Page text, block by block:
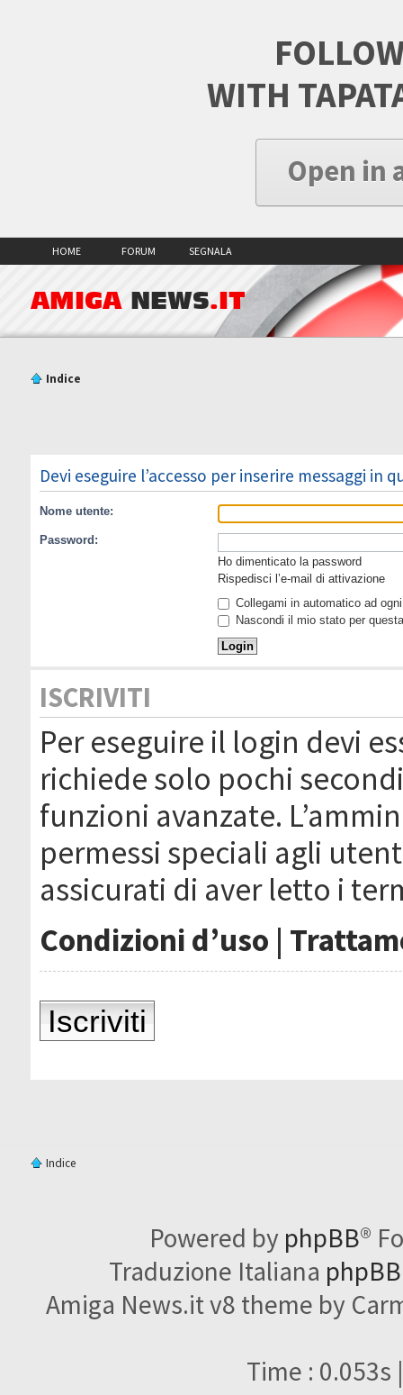
WITH
Open in
HOME FORUM SEGNALA
AMIGA NEWS.IT
Indice
Devi eseguire l’accesso per inserire messaggi in
Nome utente:
Password:
Ho dimenticato la password
Rispedisci l’e-mail di attivazione
Collegami in automatico ad
Nascondi il mio stato per
ISCRIVITI
Per eseguire il login devi
richiede solo pochi
funzioni avanzate.
permessi speciali agli
assicurati di aver letto i
Condizioni d’uso |
Iscriviti
Indice
Powered by phpBB®
Traduzione Italiana
Amiga News.it v8 theme by
Time : 0.053s